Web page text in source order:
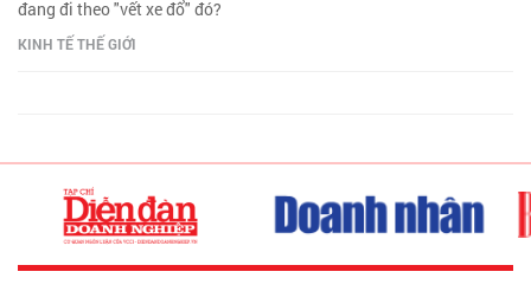
đang đi theo "vết xe đổ" đó?
KINH TẾ THẾ GIỚI